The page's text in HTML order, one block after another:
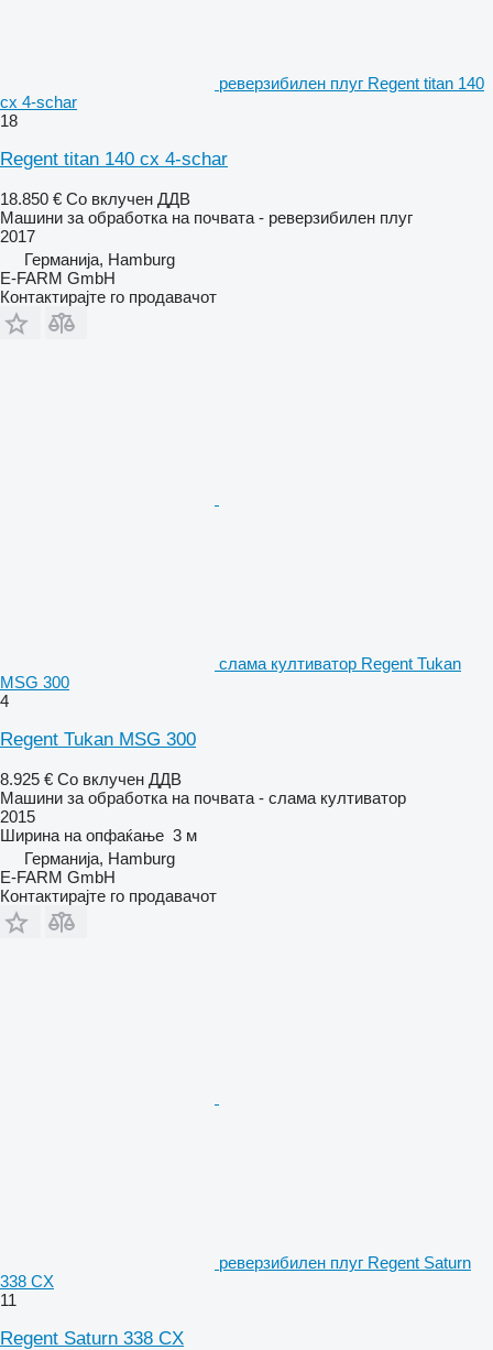
реверзибилен плуг Regent titan 140
cx 4-schar
18
Regent titan 140 cx 4-schar
18.850 € Со вклучен ДДВ
Машини за обработка на почвата - реверзибилен плуг
2017
Германија, Hamburg
E-FARM GmbH
Контактирајте го продавачот
слама култиватор Regent Tukan
MSG 300
4
Regent Tukan MSG 300
8.925 € Со вклучен ДДВ
Машини за обработка на почвата - слама култиватор
2015
Ширина на опфаќање 3 м
Германија, Hamburg
E-FARM GmbH
Контактирајте го продавачот
реверзибилен плуг Regent Saturn
338 CX
11
Regent Saturn 338 CX